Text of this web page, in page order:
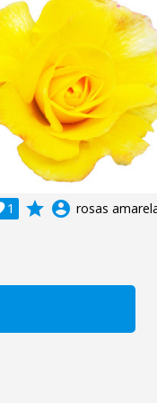
1 grade account_circle rosas